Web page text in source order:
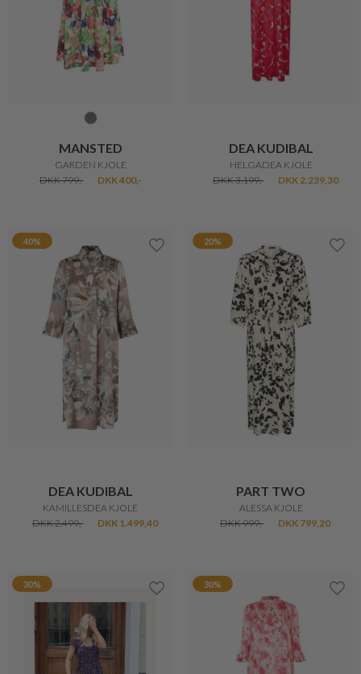
MANSTED
GARDEN KJOLE
DKK 799,-
DKK 400,-
DEA KUDIBAL
HELGADEA KJOLE
DKK 3.199,-
DKK 2.239,30
40%
DEA KUDIBAL
KAMILLESDEA KJOLE
DKK 2.499,-
DKK 1.499,40
20%
PART TWO
ALESSA KJOLE
DKK 999,-
DKK 799,20
30% 30%